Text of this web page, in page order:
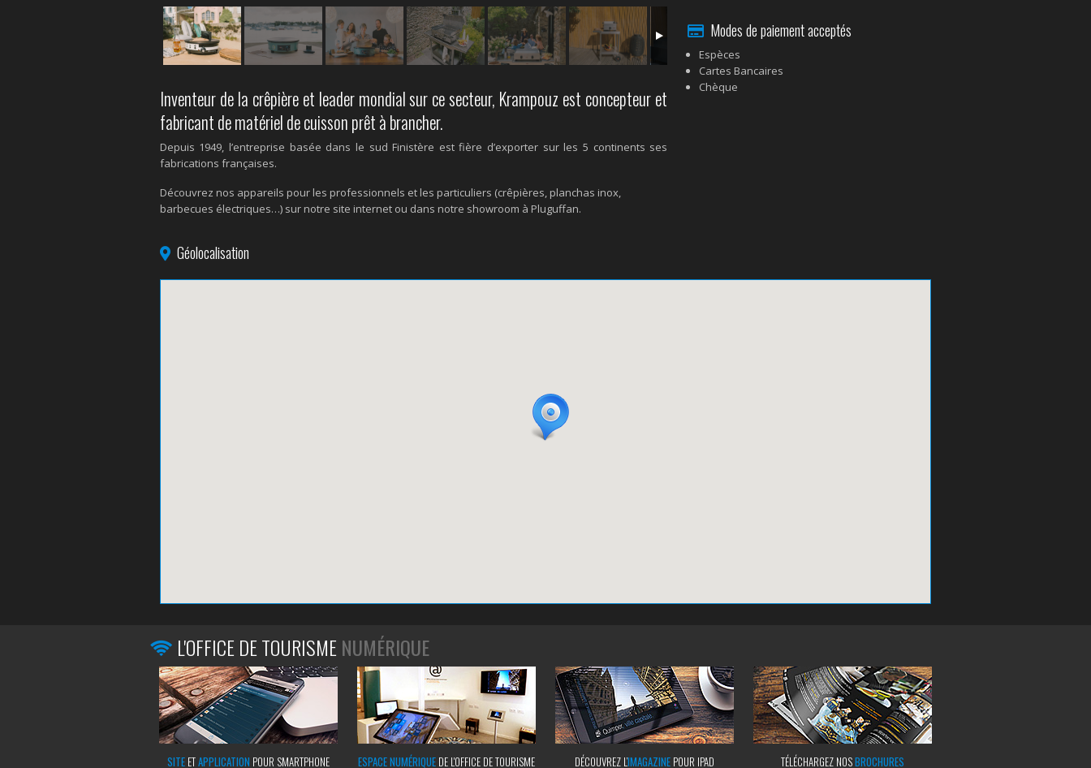
Inventeur de la crêpière et leader mondial sur ce secteur, Krampouz est concepteur et
fabricant de matériel de cuisson prêt à brancher.
Depuis 1949, l’entreprise basée dans le sud Finistère est fière d’exporter sur les 5 continents ses
fabrications françaises.
Découvrez nos appareils pour les professionnels et les particuliers (crêpières, planchas inox,
barbecues électriques…) sur notre site internet ou dans notre showroom à Pluguffan.
Modes de paiement acceptés
Espèces
Cartes Bancaires
Chèque
Géolocalisation
L'OFFICE DE TOURISME NUMÉRIQUE
SITE ETAPPLICATION POUR SMARTPHONE ESPACE NUMÉRIQUE DE L'OFFICE DE TOURISME DÉCOUVREZ L’IMAGAZINEPOUR IPAD TÉLÉCHARGEZ NOSBROCHURES